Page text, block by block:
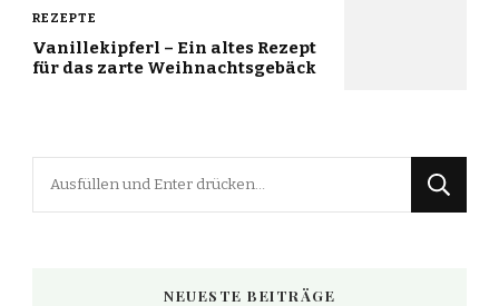
REZEPTE
Vanillekipferl – Ein altes Rezept
für das zarte Weihnachtsgebäck
NEUESTE BEITRÄGE